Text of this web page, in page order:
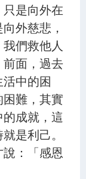
是向外在
外慈悲，
們救他人
面，過去
中的困
難，其實
成就，這
是利己。
：「感恩